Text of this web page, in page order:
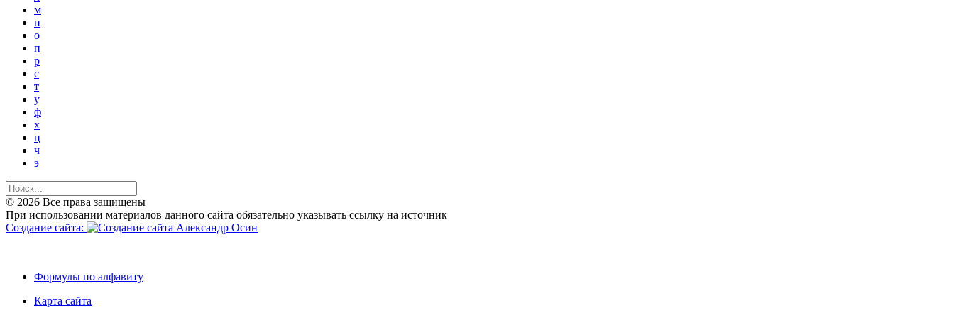
м
н
о
п
р
с
т
у
ф
х
ц
ч
э
© 2026 Все права защищены
При использовании материалов данного сайта обязательно указывать ссылку на источник
Создание сайта:
Формулы по алфавиту
Карта сайта